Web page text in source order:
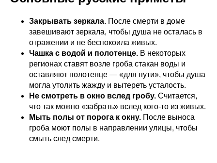
Закрывать зеркала. После смерти в доме
завешивают зеркала, чтобы душа не осталась в
отражении и не беспокоила живых.
Чашка с водой и полотенце. В некоторых
регионах ставят возле гроба стакан воды и
оставляют полотенце — «для пути», чтобы душа
могла утолить жажду и вытереть усталость.
Не смотреть в окно вслед гробу. Считается,
что так можно «забрать» вслед кого‑то из живых.
Мыть полы от порога к окну. После выноса
гроба моют полы в направлении улицы, чтобы
смыть след смерти.